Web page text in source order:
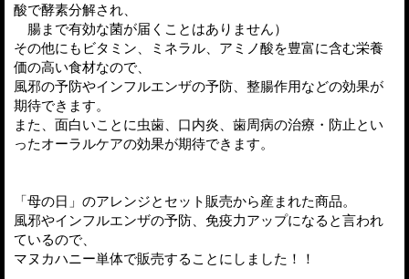
酸で酵素分解され、
腸まで有効な菌が届くことはありません）
その他にもビタミン、ミネラル、アミノ酸を豊富に含む栄養
価の高い食材なので、
風邪の予防やインフルエンザの予防、整腸作用などの効果が
期待できます。
また、面白いことに虫歯、口内炎、歯周病の治療・防止とい
ったオーラルケアの効果が期待できます。
「母の日」のアレンジとセット販売から産まれた商品。
風邪やインフルエンザの予防、免疫力アップになると言われ
ているので、
マヌカハニー単体で販売することにしました！！